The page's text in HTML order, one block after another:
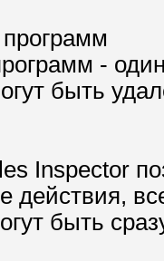
-
быть
Inspector
действия,
быть